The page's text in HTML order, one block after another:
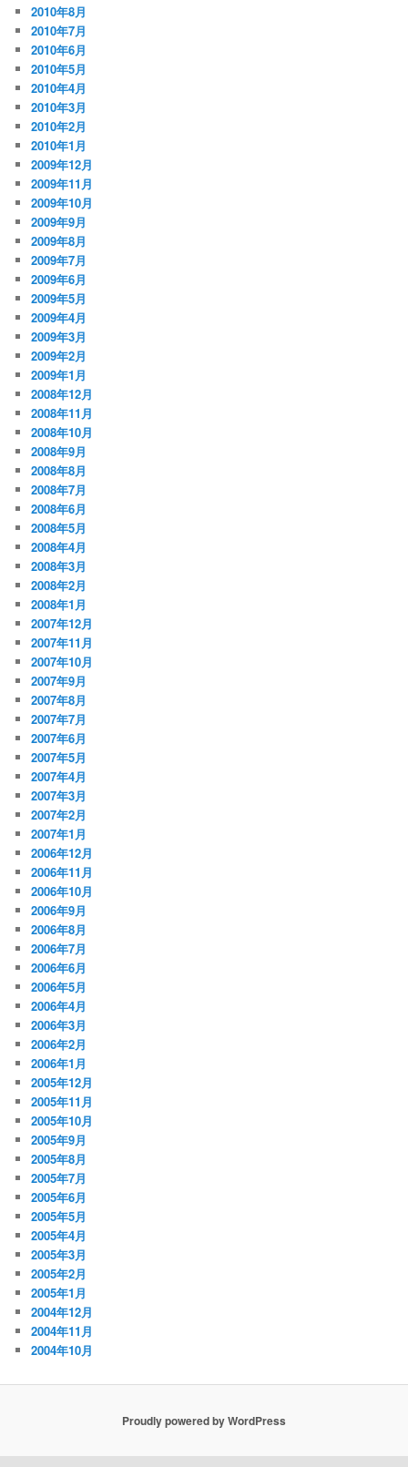
2010年8月
2010年7月
2010年6月
2010年5月
2010年4月
2010年3月
2010年2月
2010年1月
2009年12月
2009年11月
2009年10月
2009年9月
2009年8月
2009年7月
2009年6月
2009年5月
2009年4月
2009年3月
2009年2月
2009年1月
2008年12月
2008年11月
2008年10月
2008年9月
2008年8月
2008年7月
2008年6月
2008年5月
2008年4月
2008年3月
2008年2月
2008年1月
2007年12月
2007年11月
2007年10月
2007年9月
2007年8月
2007年7月
2007年6月
2007年5月
2007年4月
2007年3月
2007年2月
2007年1月
2006年12月
2006年11月
2006年10月
2006年9月
2006年8月
2006年7月
2006年6月
2006年5月
2006年4月
2006年3月
2006年2月
2006年1月
2005年12月
2005年11月
2005年10月
2005年9月
2005年8月
2005年7月
2005年6月
2005年5月
2005年4月
2005年3月
2005年2月
2005年1月
2004年12月
2004年11月
2004年10月
Proudly powered by WordPress